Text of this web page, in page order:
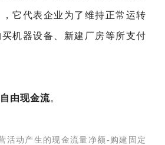
，它代表企业为了维持正常运转
机器设备、新建厂房等所支付
自由现金流。
活动产生的现金流量净额-购建固定